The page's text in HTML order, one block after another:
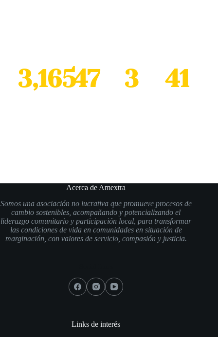
3,16547 3 41
Acerca de Amextra
Somos una asociación no lucrativa que promueve procesos de
cambio sostenibles, acompañando y potencializando el
liderazgo comunitario y participación local, para transformar
las condiciones de vida en comunidades en situación de
marginación, con valores de servicio, compasión y justicia.
Links de interés